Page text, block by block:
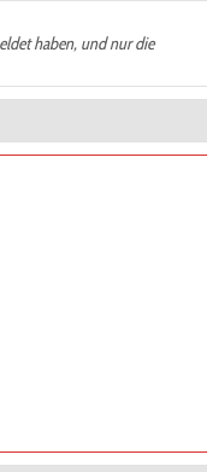
haben, und nur die